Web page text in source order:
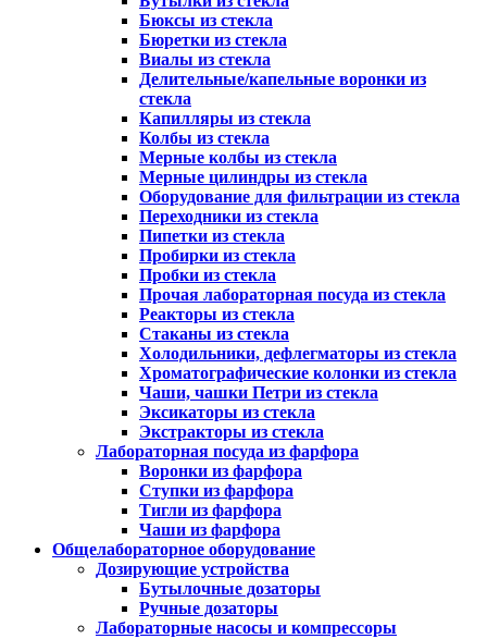
Бюксы из стекла
Бюретки из стекла
Виалы из стекла
Делительные/капельные воронки из
стекла
Капилляры из стекла
Колбы из стекла
Мерные колбы из стекла
Мерные цилиндры из стекла
Оборудование для фильтрации из стекла
Переходники из стекла
Пипетки из стекла
Пробирки из стекла
Пробки из стекла
Прочая лабораторная посуда из стекла
Реакторы из стекла
Стаканы из стекла
Холодильники, дефлегматоры из стекла
Хроматографические колонки из стекла
Чаши, чашки Петри из стекла
Эксикаторы из стекла
Экстракторы из стекла
Лабораторная посуда из фарфора
Воронки из фарфора
Ступки из фарфора
Тигли из фарфора
Чаши из фарфора
Общелабораторное оборудование
Дозирующие устройства
Бутылочные дозаторы
Ручные дозаторы
Лабораторные насосы и компрессоры